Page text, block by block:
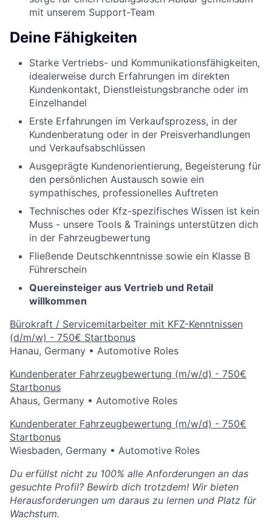
mit unserem Support-Team
Deine Fähigkeiten
Starke Vertriebs- und Kommunikationsfähigkeiten,
idealerweise durch Erfahrungen im direkten
Kundenkontakt, Dienstleistungsbranche oder im
Einzelhandel
Erste Erfahrungen im Verkaufsprozess, in der
Kundenberatung oder in der Preisverhandlungen
und Verkaufsabschlüssen
Ausgeprägte Kundenorientierung, Begeisterung für
den persönlichen Austausch sowie ein
sympathisches, professionelles Auftreten
Technisches oder Kfz-spezifisches Wissen ist kein
Muss - unsere Tools & Trainings unterstützen dich
in der Fahrzeugbewertung
Fließende Deutschkenntnisse sowie ein Klasse B
Führerschein
Quereinsteiger aus Vertrieb und Retail
willkommen
Bürokraft / Servicemitarbeiter mit KFZ-Kenntnissen
(d/m/w) - 750€ Startbonus
Hanau, Germany • Automotive Roles
Kundenberater Fahrzeugbewertung (m/w/d) - 750€
Startbonus
Ahaus, Germany • Automotive Roles
Kundenberater Fahrzeugbewertung (m/w/d) - 750€
Startbonus
Wiesbaden, Germany • Automotive Roles
Du erfüllst nicht zu 100% alle Anforderungen an das
gesuchte Profil? Bewirb dich trotzdem! Wir bieten
Herausforderungen um daraus zu lernen und Platz für
Wachstum.